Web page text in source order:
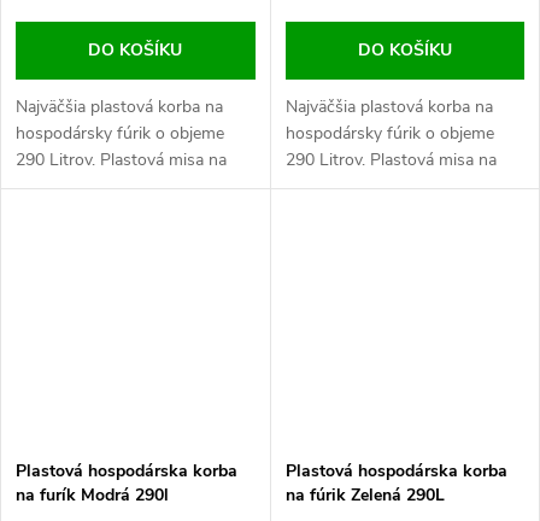
DO KOŠÍKU
Najväčšia plastová korba na
hospodársky fúrik o objeme
290 Litrov. Plastová misa na
výmenu alebo na vlastný
DO KOŠÍKU
Najväčšia plastová korba na
hospodársky fúrik o objeme
290 Litrov. Plastová misa na
výmenu alebo na vlastný
Plastová hospodárska korba
na furík Modrá 290l
Plastová hospodárska korba
na fúrik Zelená 290L